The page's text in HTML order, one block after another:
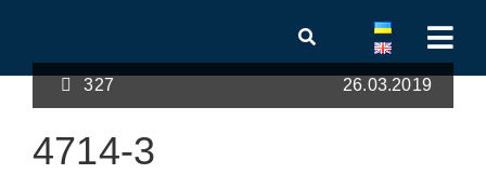
327 26.03.2019
4714-3